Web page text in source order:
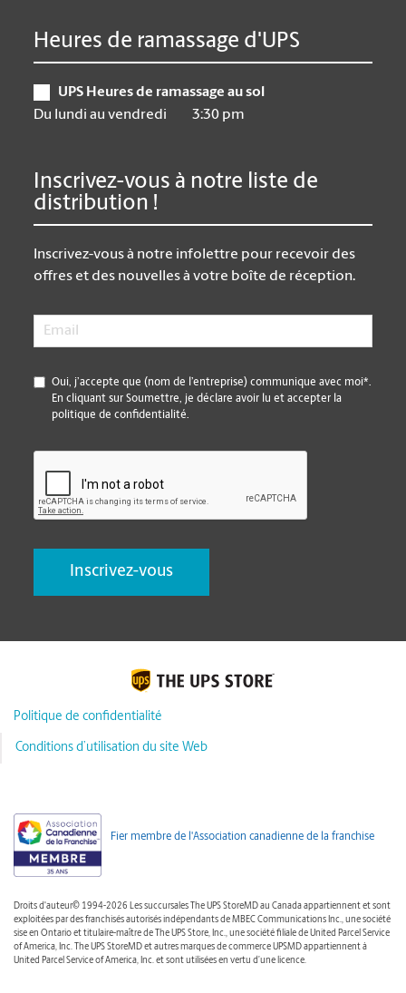
Heures de ramassage d'UPS
UPS Heures de ramassage au sol
Du lundi au vendredi
3:30 pm
Inscrivez-vous à notre liste de
distribution !
Inscrivez-vous à notre infolettre pour recevoir des
offres et des nouvelles à votre boîte de réception.
Email
*
Oui, j’accepte que (nom de l’entreprise) communique avec moi*.
En cliquant sur Soumettre, je déclare avoir lu et accepter la
politique de confidentialité.
Politique de confidentialité
Conditions d’utilisation du site Web
Fier membre de l'Association canadienne de la franchise
Droits d'auteur© 1994-2026 Les succursales The UPS StoreMD au Canada appartiennent et sont
exploitées par des franchisés autorisés indépendants de MBEC Communications Inc., une société
sise en Ontario et titulaire-maître de The UPS Store, Inc., une société filiale de United Parcel Service
of America, Inc. The UPS StoreMD et autres marques de commerce UPSMD appartiennent à
United Parcel Service of America, Inc. et sont utilisées en vertu d’une licence.